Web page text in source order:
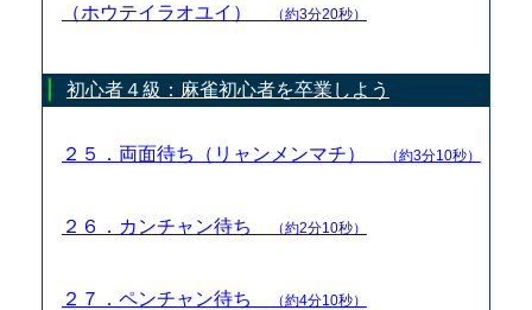
（ホウテイラオユイ）
（約3分20秒）
初心者４級：麻雀初心者を卒業しよう
２５．両面待ち（リャンメンマチ） （約3分10秒）
２６．カンチャン待ち （約2分10秒）
２７．ペンチャン待ち （約4分10秒）